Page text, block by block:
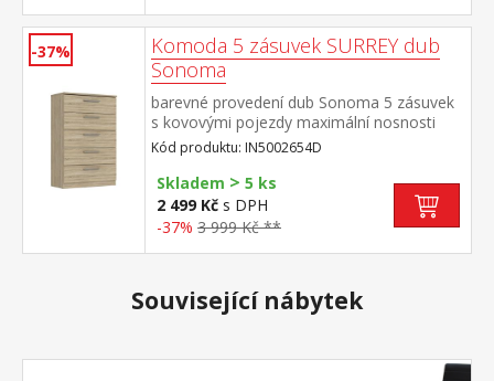
-37%
Komoda 5 zásuvek SURREY dub
Sonoma
barevné provedení dub Sonoma 5 zásuvek
s kovovými pojezdy maximální nosnosti
uvedeny v návodu k montáži
Kód produktu: IN5002654D
Skladem > 5 ks
2 499 Kč s DPH
-37% 3 999 Kč **
Související nábytek